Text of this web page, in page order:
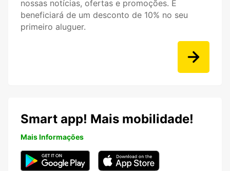
nossas notícias, ofertas e promoções. E
beneficiará de um desconto de 10% no seu
primeiro aluguer.
Smart app! Mais mobilidade!
Mais Informações